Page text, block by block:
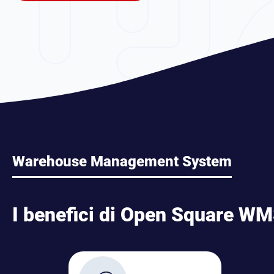
Warehouse Management System
I benefici di Open Square